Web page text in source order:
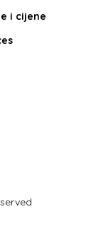
i cijene